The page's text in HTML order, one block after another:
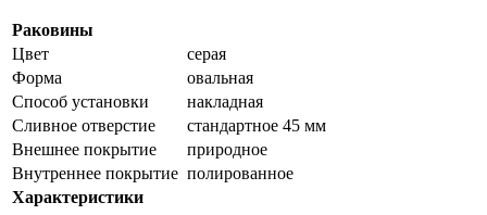
Раковины
Цвет
серая
Форма
овальная
Способ установки
накладная
Сливное отверстие
стандартное 45 мм
Внешнее покрытие
природное
Внутреннее покрытие полированное
Характеристики